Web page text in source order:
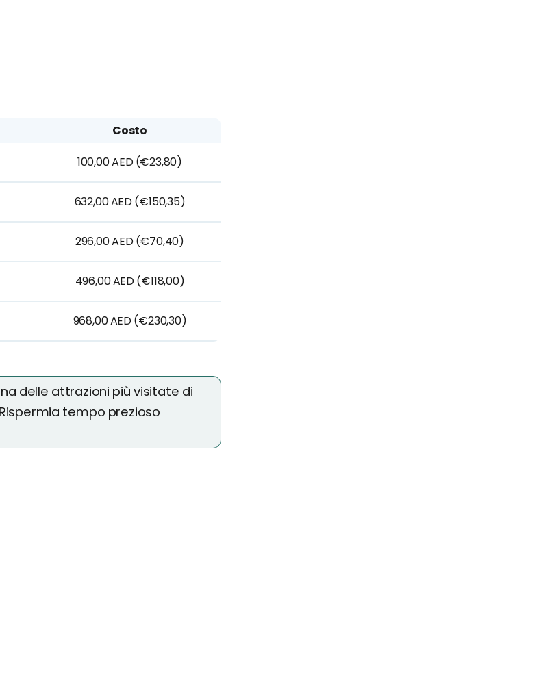
Costo
100,00 AED (€23,80)
632,00 AED (€150,35)
296,00 AED (€70,40)
496,00 AED (€118,00)
968,00 AED (€230,30)
delle attrazioni più visitate di
tempo prezioso